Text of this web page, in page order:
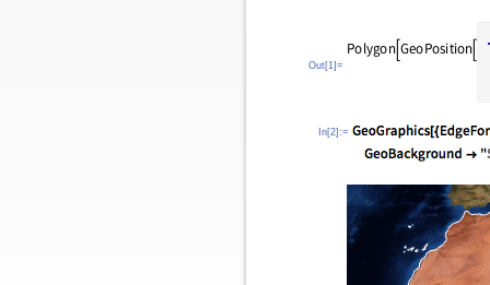
Out[1]=
In[2]:=